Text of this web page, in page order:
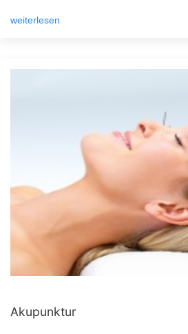
weiterlesen
Akupunktur